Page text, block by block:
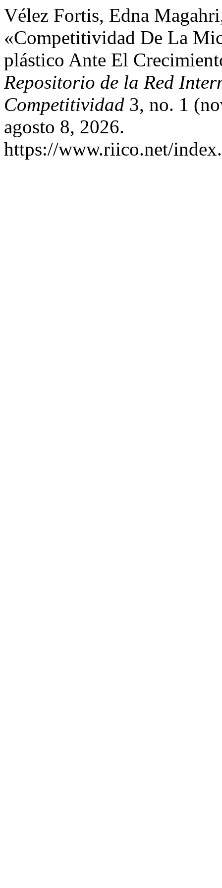
Vélez Fortis, Edna
«Competitividad De La
plástico Ante El
Repositorio de la Red
Competitividad 3, no. 1
agosto 8, 2026.
https://www.riico.net/